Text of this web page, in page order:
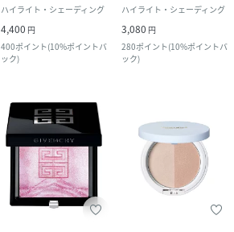
ハイライト・シェーディング
4,400 円
400ポイント(10%ポイントバ
ック)
ハイライト・シェーディング
3,080 円
280ポイント(10%ポイントバ
ック)